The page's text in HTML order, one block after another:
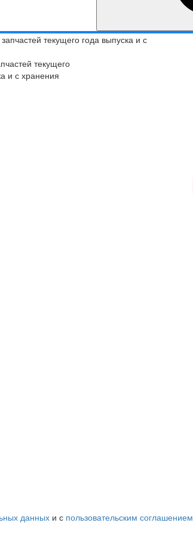
текущего
и с хранения
данных и с пользовательским соглашением